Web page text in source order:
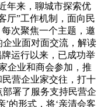
年来，聊城市探索优
厅”工作机制，面向民
每次聚焦一个主题，邀
业面对面交流，解读
运行以来，已成功举
家企业和商会参加，推
营企业家交往，打十
部署了服务支持民营企
’的形式，将‘亲清会客